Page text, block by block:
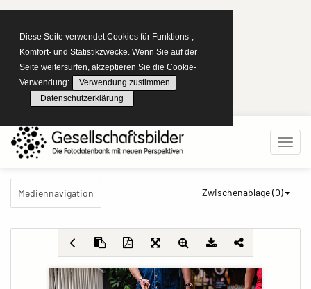
Diese Seite verwendet Cookies für Funktions-,
Komfort- und Statistikzwecke. Wenn Sie auf der
Seite weitersurfen, akzeptieren Sie die Cookie-
Verwendung:
Verwendung zustimmen
Datenschutzerklärung
Mediennavigation Zwischenablage (0)